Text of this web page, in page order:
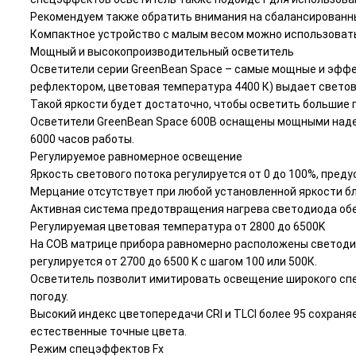
Рекомендуем также обратить внимания на
Компактное устройство с малым весом можно
Мощный и высокопроизводительный осветитель
Осветители серии GreenBean Space – самые мощные и
рефлектором, цветовая температура 4400 К) выдает
Такой яркости будет достаточно, чтобы осветить
Осветители GreenBean Space 600B оснащены мощными
6000 часов работы.
Регулируемое равномерное освещение
Яркость светового потока регулируется от 0 до 100%,
Мерцание отсутствует при любой установленной
Активная система предотвращения нагрева светодиода
Регулируемая цветовая температура от 2800 до 6500K
На COB матрице прибора равномерно расположены
регулируется от 2700 до 6500 K с шагом 100 или 500К.
Осветитель позволит имитировать освещение широкого
погоду.
Высокий индекс цветопередачи CRI и TLCI более 95
естественные точные цвета.
Режим спецэффектов Fx